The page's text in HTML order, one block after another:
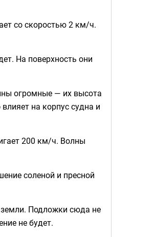
со скоростью 2 км/ч.
На поверхность они
огромные — их высота
на корпус судна и
200 км/ч. Волны
соленой и пресной
земли. Подложки сюда не
не будет.